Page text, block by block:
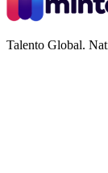
Talento Global.